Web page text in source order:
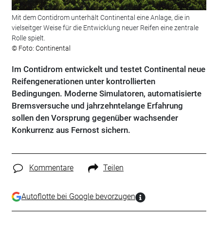
Mit dem Contidrom unterhält Continental eine Anlage, die in
vielseitger Weise für die Entwicklung neuer Reifen eine zentrale
Rolle spielt.
© Foto: Continental
Im Contidrom entwickelt und testet Continental neue
Reifengenerationen unter kontrollierten
Bedingungen. Moderne Simulatoren, automatisierte
Bremsversuche und jahrzehntelange Erfahrung
sollen den Vorsprung gegenüber wachsender
Konkurrenz aus Fernost sichern.
Kommentare Teilen
Autoflotte bei Google bevorzugen